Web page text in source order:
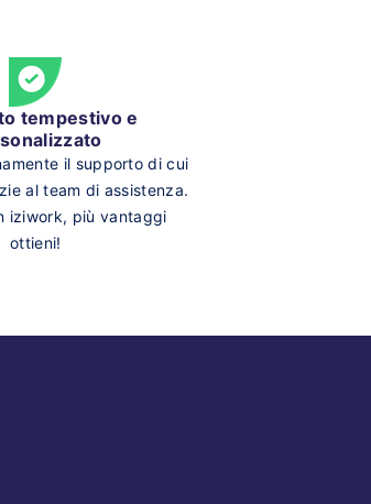
tempestivo e
il supporto di cui
al team di assistenza.
iziwork, più vantaggi
ottieni!